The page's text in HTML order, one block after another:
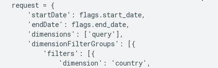
request = {
    'startDate': flags.start_date,
    'endDate': flags.end_date,
    'dimensions': ['query'],
    'dimensionFilterGroups': [{
        'filters': [{
            'dimension': 'country',